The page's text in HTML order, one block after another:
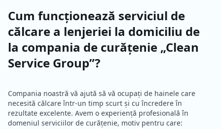
Cum funcționează serviciul de
călcare a lenjeriei la domiciliu de
la compania de curățenie „Clean
Service Group”?
Compania noastră vă ajută să vă ocupați de hainele care
necesită călcare într-un timp scurt și cu încredere în
rezultate excelente. Avem o experiență profesională în
domeniul serviciilor de curățenie, motiv pentru care: